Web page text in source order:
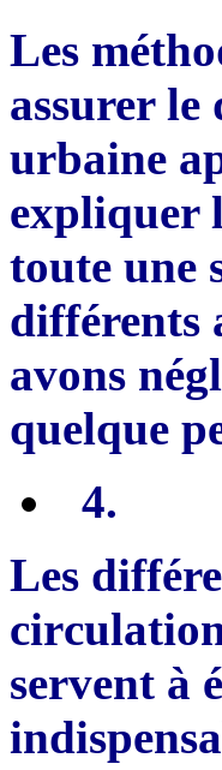
Les
assurer le
urbaine
expliquer
toute une
différents
avons
quelque
4.
Les
circ
servent à